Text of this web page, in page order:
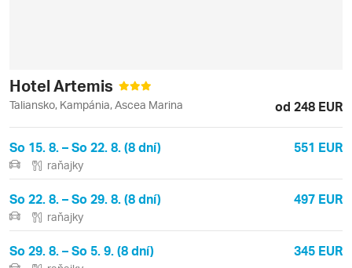
Hotel Artemis
Taliansko, Kampánia, Ascea Marina od 248 EUR
So 15. 8. – So 22. 8. (8 dní) 551 EUR
raňajky
So 22. 8. – So 29. 8. (8 dní) 497 EUR
raňajky
So 29. 8. – So 5. 9. (8 dní) 345 EUR